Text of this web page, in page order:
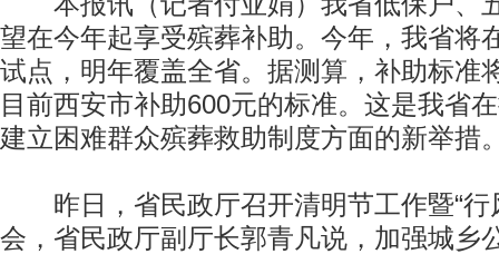
望在今年起享受殡葬补助。今年，我省将
试点，明年覆盖全省。据测算，补助标准
目前西安市补助600元的标准。这是我省
建立困难群众殡葬救助制度方面的新举措
昨日，省民政厅召开清明节工作暨“行
会，省民政厅副厅长郭青凡说，加强城乡